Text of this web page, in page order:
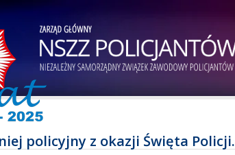
policyjny z okazji Święta Policji.